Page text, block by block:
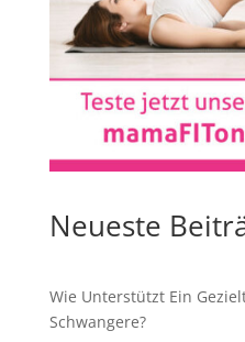
Neueste
Wie Unterstützt Ein
Schwangere?